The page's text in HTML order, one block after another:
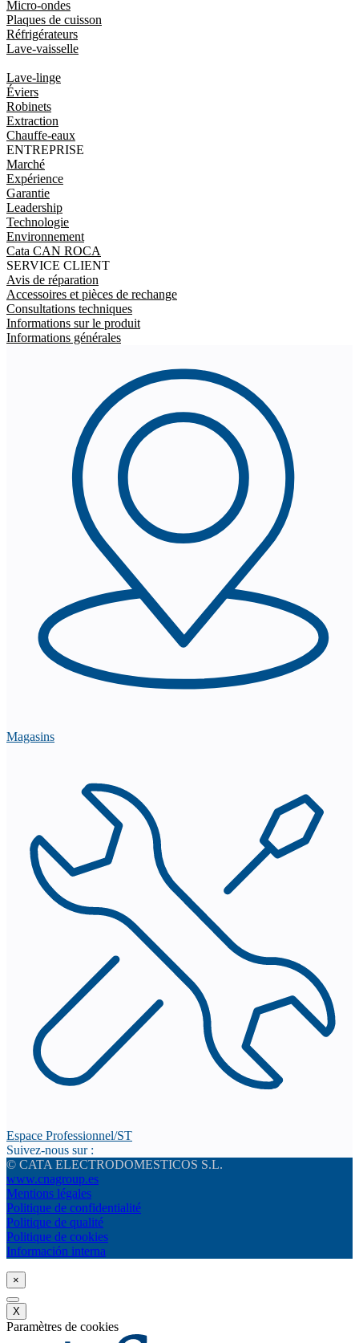
Micro-ondes
Plaques de cuisson
Réfrigérateurs
Lave-vaisselle
Lave-linge
Éviers
Robinets
Extraction
Chauffe-eaux
ENTREPRISE
Marché
Expérience
Garantie
Leadership
Technologie
Environnement
Cata CAN ROCA
SERVICE CLIENT
Avis de réparation
Accessoires et pièces de rechange
Consultations techniques
Informations sur le produit
Informations générales
Magasins
Espace Professionnel/ST
Suivez-nous sur :
© CATA ELECTRODOMESTICOS S.L.
www.cnagroup.es
Mentions légales
Politique de confidentialité
Politique de qualité
Politique de cookies
Información interna
×
X
Paramètres de cookies